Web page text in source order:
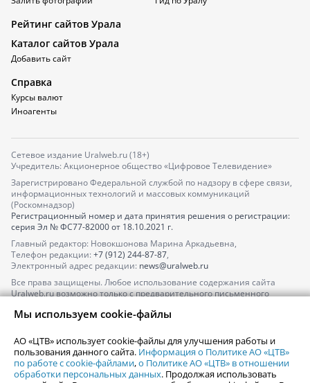
Рейтинг сайтов Урала
Каталог сайтов Урала
Добавить сайт
Справка
Курсы валют
Иноагенты
Сетевое издание Uralweb.ru (18+)
Учредитель: Акционерное общество «Цифровое Телевидение»
Зарегистрировано Федеральной службой по надзору в сфере связи,
информационных технологий и массовых коммуникаций
(Роскомнадзор)
Регистрационный номер и дата принятия решения о регистрации:
серия Эл № ФС77-82000от 18.10.2021 г.
Главный редактор: Новокшонова Марина Аркадьевна,
Телефон редакции: +7 (912) 244-87-87,
Электронный адрес редакции: news@uralweb.ru
Все права защищены. Любое использование содержания сайта
Uralweb.ru возможно только с предварительного письменного
По вопросам размещения рекламы обращайтесь по тел.
По вопросам размещения информации в разделе «Афиша»
afisha@uralweb.ru
Пользовательское соглашение на использование сайта
Мы используем cookie-файлы
АО «ЦТВ» использует cookie-файлы для улучшения работы и
пользования данного сайта. Информация о Политике АО «ЦТВ»
по работе с cookie-файлами,о Политике АО «ЦТВ» в отношении
обработки персональных данных. Продолжая использовать